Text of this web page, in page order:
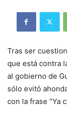
Tras ser
que está contra
al gobierno de
sólo evitó
con la frase “Ya